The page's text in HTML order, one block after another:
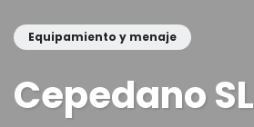
Equipamiento y menaje
Cepedano SL